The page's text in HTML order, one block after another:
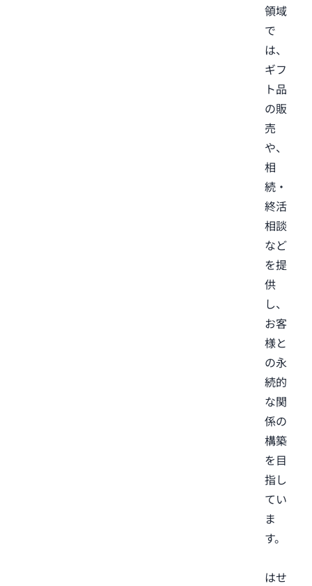
領域
で
は、
ギフ
ト品
の販
売
や、
相
続・
終活
相談
など
を提
供
し、
お客
様と
の永
続的
な関
係の
構築
を目
指し
てい
ま
す。
はせ